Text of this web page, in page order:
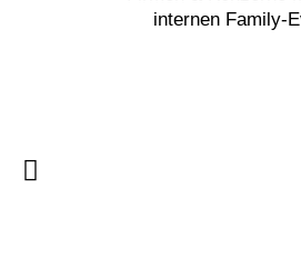
internen Family-